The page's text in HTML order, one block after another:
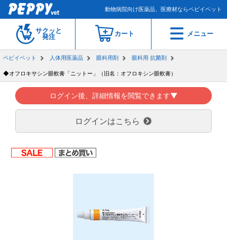
動物病院向け医薬品、医療材ならペピイベット
サクッと
発注
カート メニュー
ペピイベット 人体用医薬品 眼科用剤 眼科用 抗菌剤
◆オフロキサシン眼軟膏「ニットー」（旧名：オフロキシン眼軟膏）
ログイン後、詳細情報を閲覧できます▼
ログインはこちら